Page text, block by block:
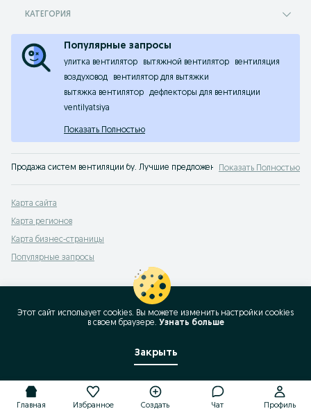
КАТЕГОРИЯ
Популярные запросы
улитка вентилятор вытяжной вентилятор
вентиляция
воздуховод
вентилятор для вытяжки
вытяжка вентилятор
дефлекторы для вентиляции
ventilyatsiya
Показать Полностью
Продажа систем вентиляции бу. Лучшие предложения купить систему
Показать Полностью
Карта сайта
Карта регионов
Карта бизнес-страницы
Популярные запросы
Главная Избранное Создать Чат Профиль
Этот сайт использует cookies. Вы можете изменить настройки cookies
в своeм браузере. Узнать больше
Закрыть